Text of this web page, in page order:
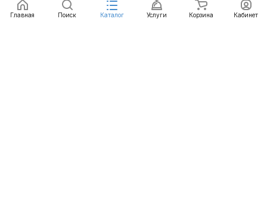
Главная Поиск Каталог Услуги Корзина Кабинет